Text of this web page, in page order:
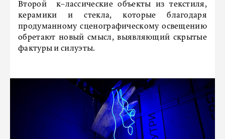
Второй к–лассические объекты из текстиля,
керамики и стекла, которые благодаря
продуманному сценографическому освещению
обретают новый смысл, выявляющий скрытые
фактуры и силуэты.